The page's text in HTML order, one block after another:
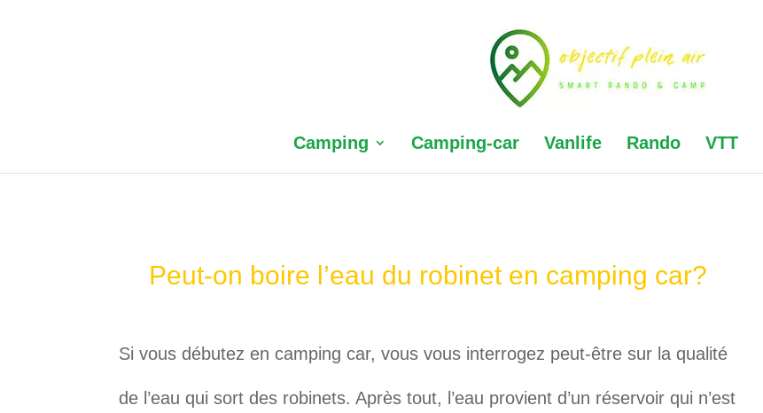
Camping Camping-car Vanlife Rando VTT
Peut-on boire l’eau du robinet en camping car?
Si vous débutez en camping car, vous vous interrogez peut-être sur la qualité
de l’eau qui sort des robinets. Après tout, l’eau provient d’un réservoir qui n’est